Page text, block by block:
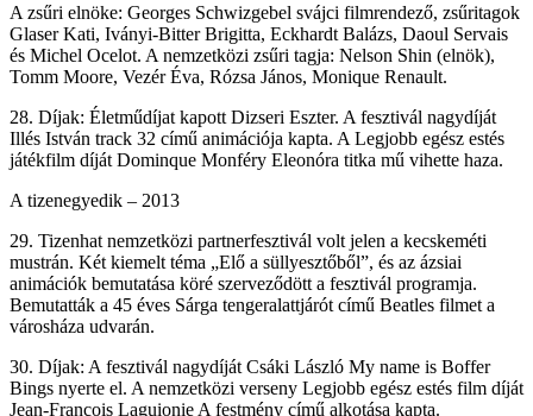
A zsűri elnöke: Georges Schwizgebel svájci filmrendező, zsűritagok
Glaser Kati, Iványi-Bitter Brigitta, Eckhardt Balázs, Daoul Servais
és Michel Ocelot. A nemzetközi zsűri tagja: Nelson Shin (elnök),
Tomm Moore, Vezér Éva, Rózsa János, Monique Renault.
28. Díjak: Életműdíjat kapott Dizseri Eszter. A fesztivál nagydíját
Illés István track 32 című animációja kapta. A Legjobb egész estés
játékfilm díját Dominque Monféry Eleonóra titka mű vihette haza.
A tizenegyedik – 2013
29. Tizenhat nemzetközi partnerfesztivál volt jelen a kecskeméti
mustrán. Két kiemelt téma „Elő a süllyesztőből”, és az ázsiai
animációk bemutatása köré szerveződött a fesztivál programja.
Bemutatták a 45 éves Sárga tengeralattjárót című Beatles filmet a
városháza udvarán.
30. Díjak: A fesztivál nagydíját Csáki László My name is Boffer
Bings nyerte el. A nemzetközi verseny Legjobb egész estés film díját
Jean-Francois Laguionie A festmény című alkotása kapta.